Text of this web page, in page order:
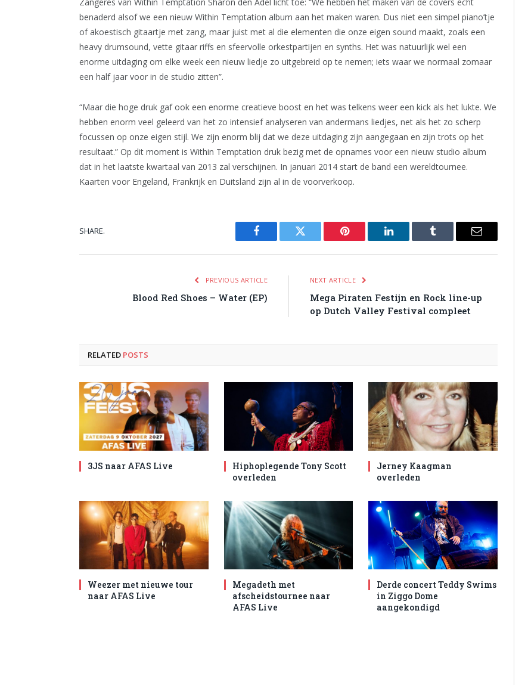
benaderd alsof we een nieuw Within Temptation album aan het maken waren. Dus niet een simpel piano’tje
of akoestisch gitaartje met zang, maar juist met al die elementen die onze eigen sound maakt, zoals een
heavy drumsound, vette gitaar riffs en sfeervolle orkestpartijen en synths. Het was natuurlijk wel een
enorme uitdaging om elke week een nieuw liedje zo uitgebreid op te nemen; iets waar we normaal zomaar
een half jaar voor in de studio zitten”.
“Maar die hoge druk gaf ook een enorme creatieve boost en het was telkens weer een kick als het lukte. We
hebben enorm veel geleerd van het zo intensief analyseren van andermans liedjes, net als het zo scherp
focussen op onze eigen stijl. We zijn enorm blij dat we deze uitdaging zijn aangegaan en zijn trots op het
resultaat.” Op dit moment is Within Temptation druk bezig met de opnames voor een nieuw studio album
dat in het laatste kwartaal van 2013 zal verschijnen. In januari 2014 start de band een wereldtournee.
Kaarten voor Engeland, Frankrijk en Duitsland zijn al in de voorverkoop.
SHARE.
Facebook Twitter Pinterest LinkedIn Tumblr Email
PREVIOUS ARTICLE
Blood Red Shoes – Water (EP)
NEXT ARTICLE
Mega Piraten Festijn en Rock line-up
op Dutch Valley Festival compleet
RELATED POSTS
3JS naar AFAS Live
Hiphoplegende Tony Scott
overleden
Jerney Kaagman
overleden
Weezer met nieuwe tour
naar AFAS Live
Megadeth met
afscheidstournee naar
AFAS Live
Derde concert Teddy Swims
in Ziggo Dome
aangekondigd